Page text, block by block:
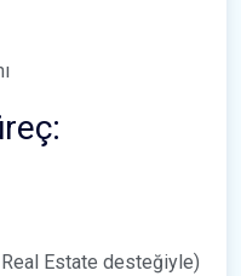
Estate desteğiyle)